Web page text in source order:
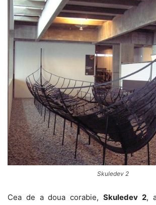
Skuledev 2
Cea de a doua corabie, Skuledev 2,